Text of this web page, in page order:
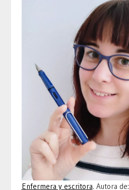
Enfermera y escritora. Autora de: